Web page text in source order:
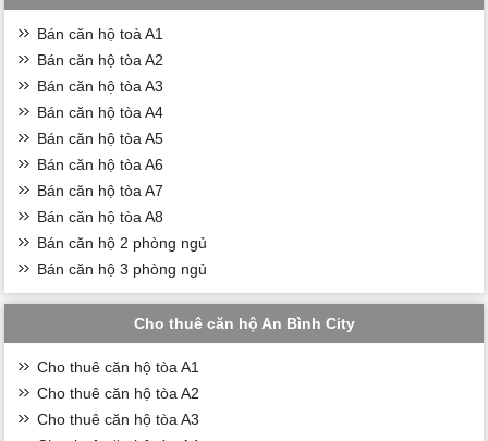
Bán căn hộ toà A1
Bán căn hộ tòa A2
Bán căn hộ tòa A3
Bán căn hộ tòa A4
Bán căn hộ tòa A5
Bán căn hộ tòa A6
Bán căn hộ tòa A7
Bán căn hộ tòa A8
Bán căn hộ 2 phòng ngủ
Bán căn hộ 3 phòng ngủ
Cho thuê căn hộ An Bình City
Cho thuê căn hộ tòa A1
Cho thuê căn hộ tòa A2
Cho thuê căn hộ tòa A3